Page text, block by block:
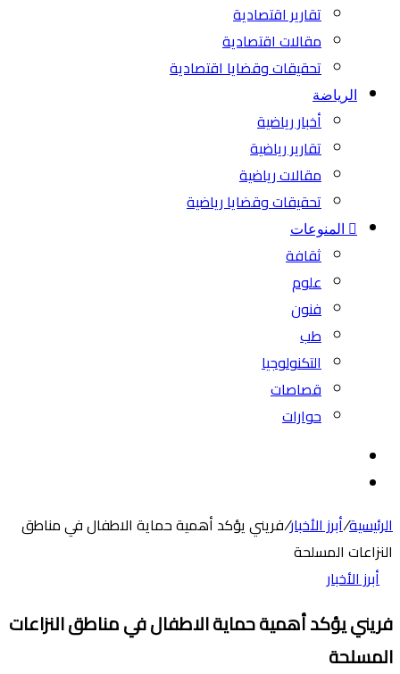
تقارير اقتصادية
مقالات اقتصادية
تحقيقات وقضايا اقتصادية
الرياضة
أخبار رياضية
تقارير رياضية
مقالات رياضية
تحقيقات وقضايا رياضية
المنوعات
ثقافة
علوم
فنون
طب
التكنولوجيا
قصاصات
حوارات
المظلم
الرئيسية/أبرز الأخبار/فريني يؤكد أهمية حماية الاطفال في مناطق
النزاعات المسلحة
أبرز الأخبار
فريني يؤكد أهمية حماية الاطفال في مناطق النزاعات
المسلحة